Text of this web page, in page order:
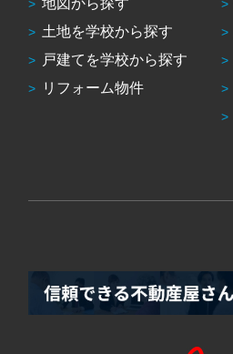
地図から探す
土地を学校から探す
戸建てを学校から探す
リフォーム物件